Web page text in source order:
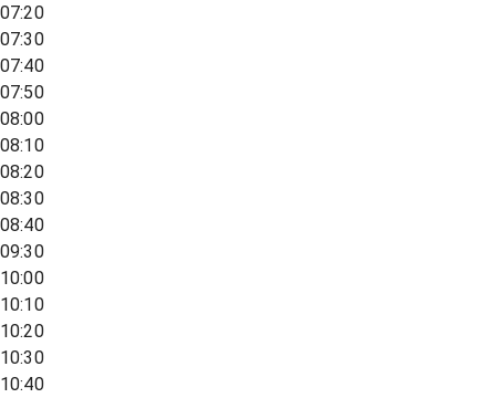
07:20
07:30
07:40
07:50
08:00
08:10
08:20
08:30
08:40
09:30
10:00
10:10
10:20
10:30
10:40